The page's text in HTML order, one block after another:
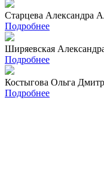
Старцева Александра
Подробнее
Ширяевская
Подробнее
Костыгова Ольга
Подробнее